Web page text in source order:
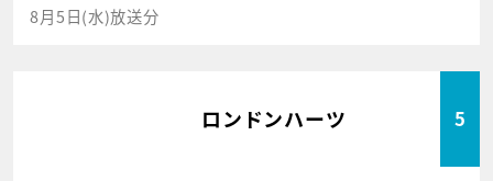
8月5日(水)放送分
ロンドンハーツ 5